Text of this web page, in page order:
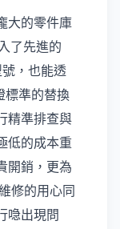
大的零件庫
了先進的
，也能透
標準的替換
精準排查與
低的成本重
開銷，更為
修的用心同
喼出現問